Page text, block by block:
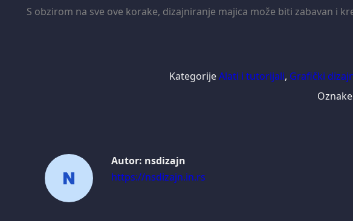
S obzirom na sve ove korake, dizajniranje majica može biti zabavan i
KategorijeAlati i tutorijali, Grafički
Autor: nsdizajn
https://nsdizajn.in.rs